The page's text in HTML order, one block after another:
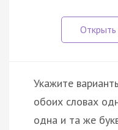
Укажите
обоих словах
одна и та же